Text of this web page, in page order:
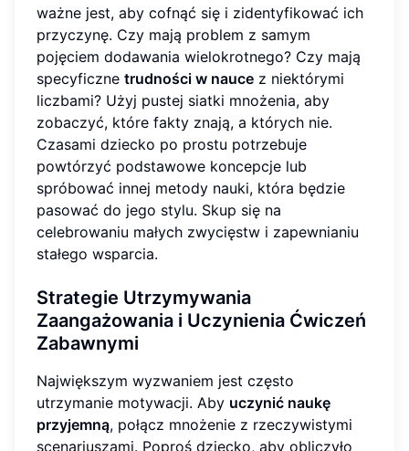
ważne jest, aby cofnąć się i zidentyfikować ich
przyczynę. Czy mają problem z samym
pojęciem dodawania wielokrotnego? Czy mają
specyficzne trudności w nauce z niektórymi
liczbami? Użyj pustej siatki mnożenia, aby
zobaczyć, które fakty znają, a których nie.
Czasami dziecko po prostu potrzebuje
powtórzyć podstawowe koncepcje lub
spróbować innej metody nauki, która będzie
pasować do jego stylu. Skup się na
celebrowaniu małych zwycięstw i zapewnianiu
stałego wsparcia.
Strategie Utrzymywania
Zaangażowania i Uczynienia Ćwiczeń
Zabawnymi
Największym wyzwaniem jest często
utrzymanie motywacji. Aby uczynić naukę
przyjemną, połącz mnożenie z rzeczywistymi
scenariuszami. Poproś dziecko, aby obliczyło